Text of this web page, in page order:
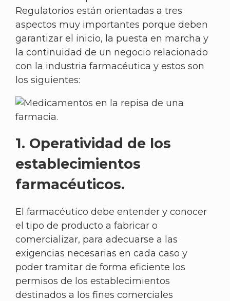
Regulatorios están orientadas a tres
aspectos muy importantes porque deben
garantizar el inicio, la puesta en marcha y
la continuidad de un negocio relacionado
con la industria farmacéutica y estos son
los siguientes:
1. Operatividad de los
establecimientos
farmacéuticos.
El farmacéutico debe entender y conocer
el tipo de producto a fabricar o
comercializar, para adecuarse a las
exigencias necesarias en cada caso y
poder tramitar de forma eficiente los
permisos de los establecimientos
destinados a los fines comerciales